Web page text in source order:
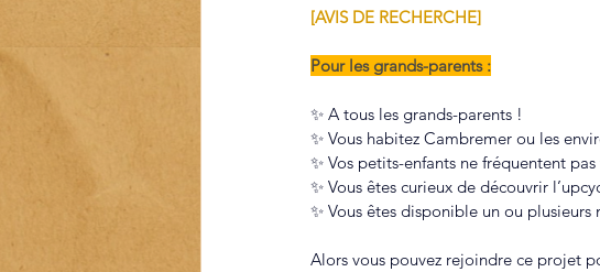
[AVIS DE RECHERCHE]
Pour les grands-parents :
✨ A tous les grands-parents !
✨ Vous habitez Cambremer ou les
✨ Vos petits-enfants ne fréquentent
✨ Vous êtes curieux de découvrir
✨ Vous êtes disponible un ou
Alors vous pouvez rejoindre ce projet